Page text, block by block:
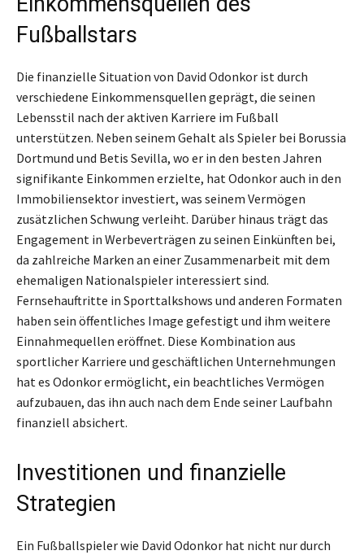
Fußballstars
Die finanzielle Situation von David Odonkor ist durch
verschiedene Einkommensquellen geprägt, die seinen
Lebensstil nach der aktiven Karriere im Fußball
unterstützen. Neben seinem Gehalt als Spieler bei Borussia
Dortmund und Betis Sevilla, wo er in den besten Jahren
signifikante Einkommen erzielte, hat Odonkor auch in den
Immobiliensektor investiert, was seinem Vermögen
zusätzlichen Schwung verleiht. Darüber hinaus trägt das
Engagement in Werbeverträgen zu seinen Einkünften bei,
da zahlreiche Marken an einer Zusammenarbeit mit dem
ehemaligen Nationalspieler interessiert sind.
Fernsehauftritte in Sporttalkshows und anderen Formaten
haben sein öffentliches Image gefestigt und ihm weitere
Einnahmequellen eröffnet. Diese Kombination aus
sportlicher Karriere und geschäftlichen Unternehmungen
hat es Odonkor ermöglicht, ein beachtliches Vermögen
aufzubauen, das ihn auch nach dem Ende seiner Laufbahn
finanziell absichert.
Investitionen und finanzielle
Strategien
Ein Fußballspieler wie David Odonkor hat nicht nur durch